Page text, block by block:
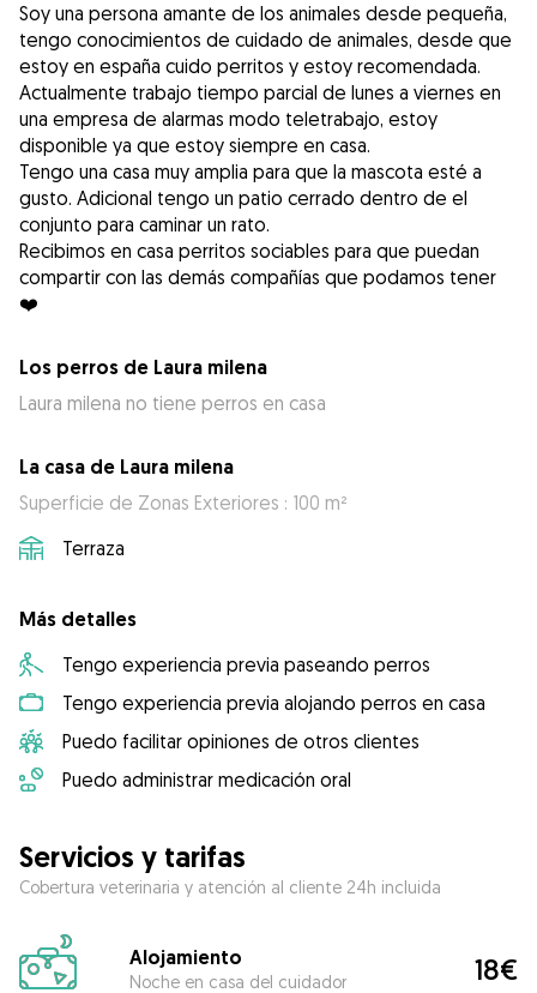
Soy una persona amante de los animales desde pequeña,
tengo conocimientos de cuidado de animales, desde que
estoy en españa cuido perritos y estoy recomendada.
Actualmente trabajo tiempo parcial de lunes a viernes en
una empresa de alarmas modo teletrabajo, estoy
disponible ya que estoy siempre en casa.
Tengo una casa muy amplia para que la mascota esté a
gusto. Adicional tengo un patio cerrado dentro de el
conjunto para caminar un rato.
Recibimos en casa perritos sociables para que puedan
compartir con las demás compañías que podamos tener
❤️
Los perros de Laura milena
Laura milena no tiene perros en casa
La casa de Laura milena
Superficie de Zonas Exteriores : 100 m²
Terraza
Más detalles
Tengo experiencia previa paseando perros
Tengo experiencia previa alojando perros en casa
Puedo facilitar opiniones de otros clientes
Puedo administrar medicación oral
Servicios y tarifas
Cobertura veterinaria y atención al cliente 24h incluida
Alojamiento
Noche en casa del cuidador 18€